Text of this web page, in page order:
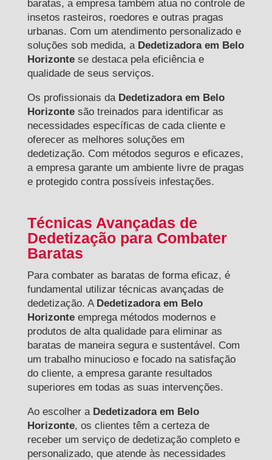
baratas, a empresa também atua no controle de
insetos rasteiros, roedores e outras pragas
urbanas. Com um atendimento personalizado e
soluções sob medida, a Dedetizadora em Belo
Horizontese destaca pela eficiência e
qualidade de seus serviços.
Os profissionais da Dedetizadora em Belo
Horizontesão treinados para identificar as
necessidades específicas de cada cliente e
oferecer as melhores soluções em
dedetização. Com métodos seguros e eficazes,
a empresa garante um ambiente livre de pragas
e protegido contra possíveis infestações.
Técnicas Avançadas de
Dedetização para Combater
Baratas
Para combater as baratas de forma eficaz, é
fundamental utilizar técnicas avançadas de
dedetização. A Dedetizadora em Belo
Horizonteemprega métodos modernos e
produtos de alta qualidade para eliminar as
baratas de maneira segura e sustentável. Com
um trabalho minucioso e focado na satisfação
do cliente, a empresa garante resultados
superiores em todas as suas intervenções.
Ao escolher a Dedetizadora em Belo
Horizonte, os clientes têm a certeza de
receber um serviço de dedetização completo e
personalizado, que atende às necessidades